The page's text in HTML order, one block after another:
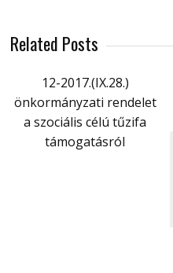
Related Posts
12-2017.(IX.28.)
önkormányzati rendelet
a szociális célú tűzifa
támogatásról